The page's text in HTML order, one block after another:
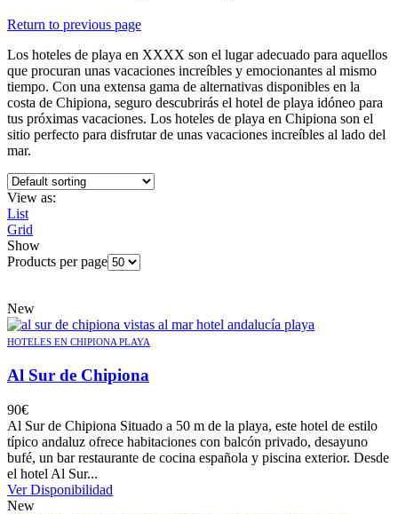
Return to previous page
Los hoteles de playa en XXXX son el lugar adecuado para aquellos
que procuran unas vacaciones increíbles y emocionantes al mismo
tiempo. Con una extensa gama de alternativas disponibles en la
costa de Chipiona, seguro descubrirás el hotel de playa idóneo para
tus próximas vacaciones. Los hoteles de playa en Chipiona son el
sitio perfecto para disfrutar de unas vacaciones increíbles al lado del
mar.
View as:
List
Grid
Show
Products per page
New
HOTELES EN CHIPIONA PLAYA
Al Sur de Chipiona
90€
Al Sur de Chipiona Situado a 50 m de la playa, este hotel de estilo
típico andaluz ofrece habitaciones con balcón privado, desayuno
bufé, un bar restaurante de cocina española y piscina exterior. Desde
el hotel Al Sur...
Ver Disponibilidad
New